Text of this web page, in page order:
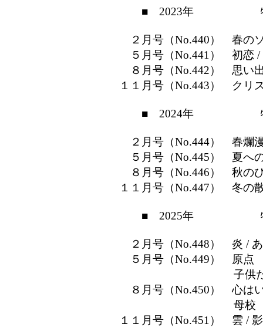
■ 2023年 特集
２月号（No.440） 春の
５月号（No.441） 初恋 /
８月号（No.442） 思い
１１月号（No.443） クリ
■ 2024年 特集
２月号（No.444） 春爛
５月号（No.445） 夏へ
８月号（No.446） 秋の
１１月号（No.447） 冬の
■ 2025年 特集
２月号（No.448） 炎 / あ
５月号（No.449） 原点
子供たちの子供
８月号（No.450） 心は
母校
１１月号（No.451） 雲 / 影